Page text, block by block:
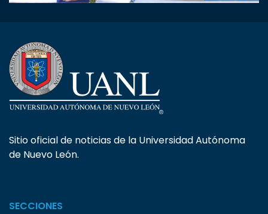
Sitio oficial de noticias de la Universidad Autónoma
de Nuevo León.
SECCIONES